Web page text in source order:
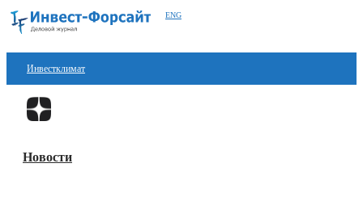
ENG
Инвестклимат
Финансы
Блокчейн
Новости